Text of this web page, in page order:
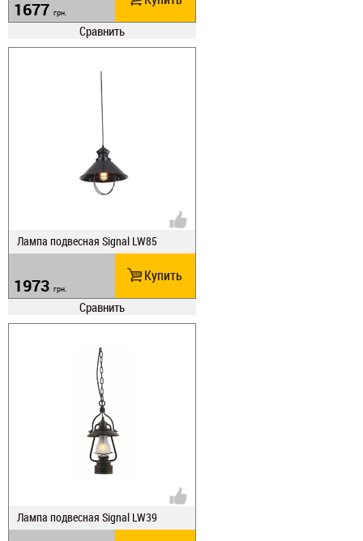
1677 грн.
Сравнить
Лампа подвесная Signal LW85
1973 грн.
Купить
Сравнить
Лампа подвесная Signal LW39